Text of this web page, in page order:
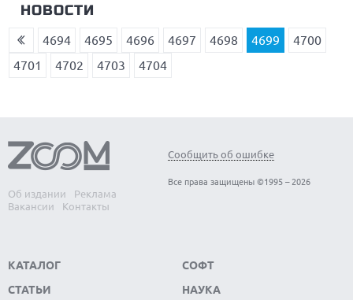
НОВОСТИ
4694 4695 4696 4697 4698 4699
4700
4701
4702 4703 4704
Об издании
Реклама
Вакансии
Контакты
Сообщить об ошибке
Все права защищены ©1995 – 2026
КАТАЛОГ
СТАТЬИ
СОФТ
НАУКА